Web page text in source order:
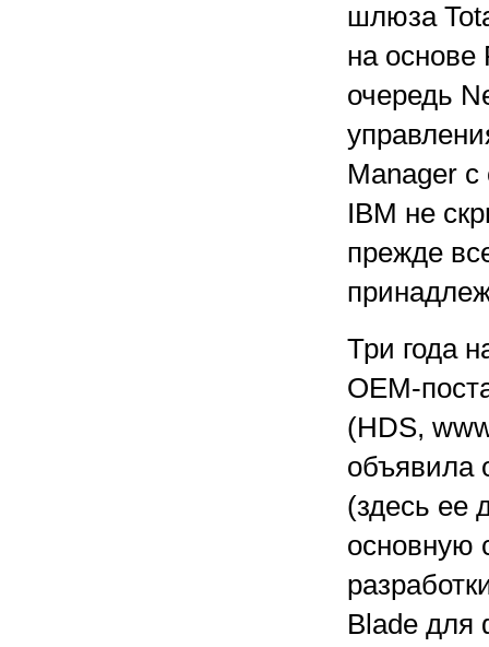
шлюза
на основе
очередь
Manager
IBM не
прежде
Три года
OEM-
(HDS,
объявила
(здесь ее
основную
Blade для